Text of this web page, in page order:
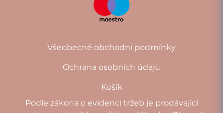
Všeobecné obchodní podmínky
Ochrana osobních údajů
Košík
Podle zákona o evidenci tržeb je prodávající